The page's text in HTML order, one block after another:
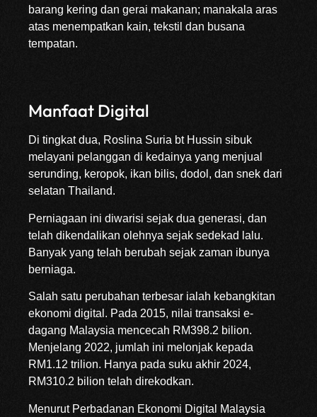
barang kering dan gerai makanan; manakala aras
atas menempatkan kain, tekstil dan busana
tempatan.
Manfaat Digital
Di tingkat dua, Roslina Suria bt Hussin sibuk
melayani pelanggan di kedainya yang menjual
serunding, keropok, ikan bilis, dodol, dan snek dari
selatan Thailand.
Perniagaan ini diwarisi sejak dua generasi, dan
telah dikendalikan olehnya sejak sedekad lalu.
Banyak yang telah berubah sejak zaman ibunya
berniaga.
Salah satu perubahan terbesar ialah kebangkitan
ekonomi digital. Pada 2015, nilai transaksi e-
dagang Malaysia mencecah RM398.2 bilion.
Menjelang 2022, jumlah ini melonjak kepada
RM1.12 trilion. Hanya pada suku akhir 2024,
RM310.2 bilion telah direkodkan.
Menurut Perbadanan Ekonomi Digital Malaysia